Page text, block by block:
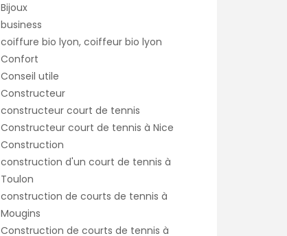
Bijoux
business
coiffure bio lyon, coiffeur bio lyon
Confort
Conseil utile
Constructeur
constructeur court de tennis
Constructeur court de tennis à Nice
Construction
construction d'un court de tennis à
Toulon
construction de courts de tennis à
Mougins
Construction de courts de tennis à